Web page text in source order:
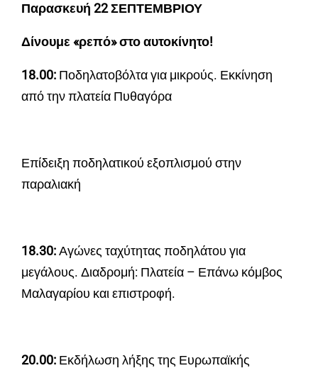
Παρασκευή 22 ΣΕΠΤΕΜΒΡΙΟΥ
Δίνουμε «ρεπό» στο αυτοκίνητο!
18.00: Ποδηλατοβόλτα για μικρούς. Εκκίνηση
από την πλατεία Πυθαγόρα
Επίδειξη ποδηλατικού εξοπλισμού στην
παραλιακή
18.30:Αγώνες ταχύτητας ποδηλάτου για
μεγάλους. Διαδρομή: Πλατεία – Επάνω κόμβος
Μαλαγαρίου και επιστροφή.
20.00: Εκδήλωση λήξης της Ευρωπαϊκής